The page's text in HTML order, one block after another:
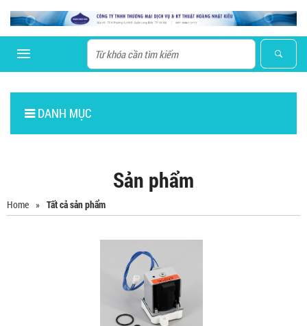
DANH MỤC
Sản phẩm
Home » Tất cả sản phẩm